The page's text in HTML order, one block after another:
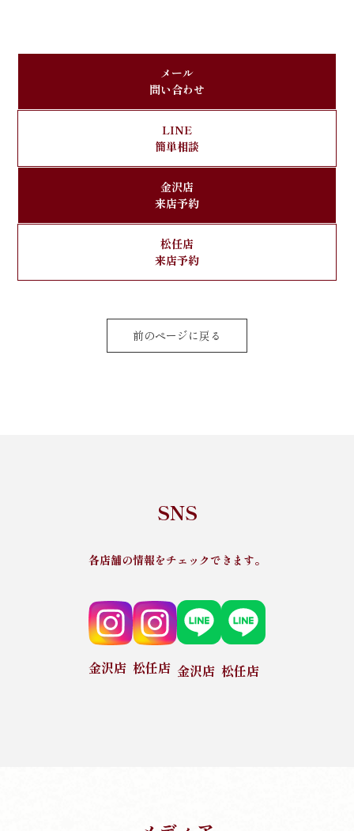
メール
問い合わせ
LINE
簡単相談
金沢店
来店予約
松任店
来店予約
前のページに戻る
SNS
各店舗の情報をチェックできます。
金沢店 松任店 金沢店 松任店